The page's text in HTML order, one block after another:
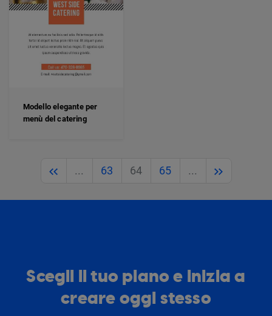
Modello elegante per
menù del catering
Previous
... 63 64 65 ... Next
Scegli il tuo piano e inizia a
creare oggi stesso